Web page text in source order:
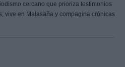
cercano que prioriza testimonios
vive en Malasaña y compagina crónicas